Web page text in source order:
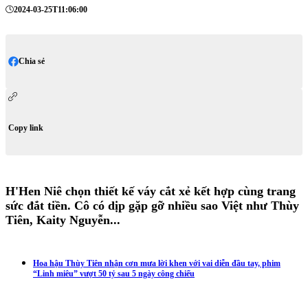
2024-03-25T11:06:00
Chia sẻ
Copy link
H'Hen Niê chọn thiết kế váy cắt xẻ kết hợp cùng trang
sức đắt tiền. Cô có dịp gặp gỡ nhiều sao Việt như Thùy
Tiên, Kaity Nguyễn...
Hoa hậu Thùy Tiên nhận cơn mưa lời khen với vai diễn đầu tay, phim
“Linh miêu” vượt 50 tỷ sau 5 ngày công chiếu